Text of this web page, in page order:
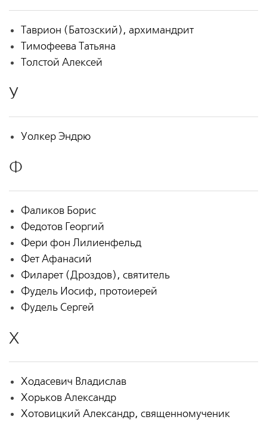
Таврион (Батозский), архимандрит
Тимофеева Татьяна
Толстой Алексей
У
Уолкер Эндрю
Ф
Фаликов Борис
Федотов Георгий
Фери фон Лилиенфельд
Фет Афанасий
Филарет (Дроздов), святитель
Фудель Иосиф, протоиерей
Фудель Сергей
Х
Ходасевич Владислав
Хорьков Александр
Хотовицкий Александр, священномученик